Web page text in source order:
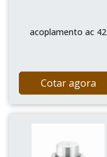
acoplamento ac 42
Cotar agora